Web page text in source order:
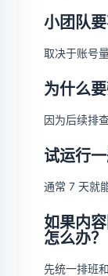
小团队
取决于账号
为什么
因为后续排
试运行
通常 7 天就
如果内
怎么办？
先统一排班